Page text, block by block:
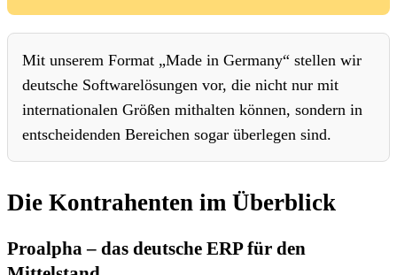
Mit unserem Format „Made in Germany“ stellen wir
deutsche Softwarelösungen vor, die nicht nur mit
internationalen Größen mithalten können, sondern in
entscheidenden Bereichen sogar überlegen sind.
Die Kontrahenten im Überblick
Proalpha – das deutsche ERP für den